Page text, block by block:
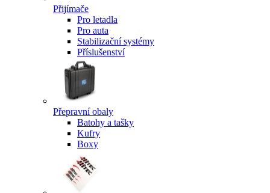
Přijímače
Pro letadla
Pro auta
Stabilizační systémy
Příslušenství
Přepravní obaly
Batohy a tašky
Kufry
Boxy